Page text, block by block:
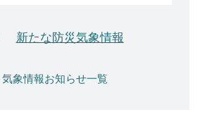
新たな防災気象情報
気象情報お知らせ一覧